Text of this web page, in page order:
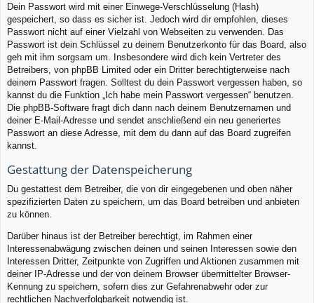
Dein Passwort wird mit einer Einwege-Verschlüsselung (Hash)
gespeichert, so dass es sicher ist. Jedoch wird dir empfohlen, dieses
Passwort nicht auf einer Vielzahl von Webseiten zu verwenden. Das
Passwort ist dein Schlüssel zu deinem Benutzerkonto für das Board, also
geh mit ihm sorgsam um. Insbesondere wird dich kein Vertreter des
Betreibers, von phpBB Limited oder ein Dritter berechtigterweise nach
deinem Passwort fragen. Solltest du dein Passwort vergessen haben, so
kannst du die Funktion „Ich habe mein Passwort vergessen“ benutzen.
Die phpBB-Software fragt dich dann nach deinem Benutzernamen und
deiner E-Mail-Adresse und sendet anschließend ein neu generiertes
Passwort an diese Adresse, mit dem du dann auf das Board zugreifen
kannst.
Gestattung der Datenspeicherung
Du gestattest dem Betreiber, die von dir eingegebenen und oben näher
spezifizierten Daten zu speichern, um das Board betreiben und anbieten
zu können.
Darüber hinaus ist der Betreiber berechtigt, im Rahmen einer
Interessenabwägung zwischen deinen und seinen Interessen sowie den
Interessen Dritter, Zeitpunkte von Zugriffen und Aktionen zusammen mit
deiner IP-Adresse und der von deinem Browser übermittelter Browser-
Kennung zu speichern, sofern dies zur Gefahrenabwehr oder zur
rechtlichen Nachverfolgbarkeit notwendig ist.